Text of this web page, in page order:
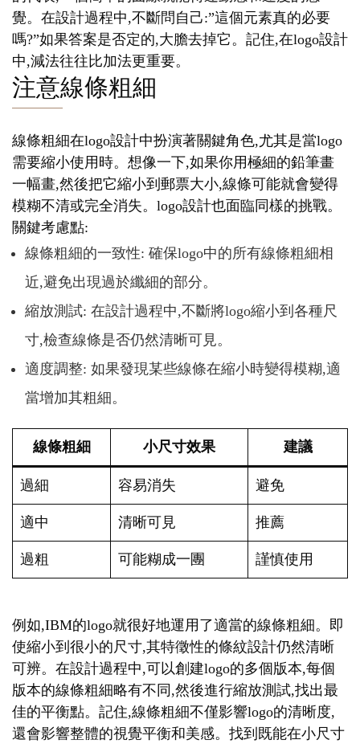
覺。在設計過程中,不斷問自己:”這個元素真的必要
嗎?”如果答案是否定的,大膽去掉它。記住,在logo設計
中,減法往往比加法更重要。
注意線條粗細
線條粗細在logo設計中扮演著關鍵角色,尤其是當logo
需要縮小使用時。想像一下,如果你用極細的鉛筆畫
一幅畫,然後把它縮小到郵票大小,線條可能就會變得
模糊不清或完全消失。logo設計也面臨同樣的挑戰。
關鍵考慮點:
線條粗細的一致性: 確保logo中的所有線條粗細相
近,避免出現過於纖細的部分。
縮放測試: 在設計過程中,不斷將logo縮小到各種尺
寸,檢查線條是否仍然清晰可見。
適度調整: 如果發現某些線條在縮小時變得模糊,適
當增加其粗細。
線條粗細 小尺寸效果 建議
過細 容易消失 避免
適中 清晰可見 推薦
過粗 可能糊成一團 謹慎使用
例如,IBM的logo就很好地運用了適當的線條粗細。即
使縮小到很小的尺寸,其特徵性的條紋設計仍然清晰
可辨。在設計過程中,可以創建logo的多個版本,每個
版本的線條粗細略有不同,然後進行縮放測試,找出最
佳的平衡點。記住,線條粗細不僅影響logo的清晰度,
還會影響整體的視覺平衡和美感。找到既能在小尺寸